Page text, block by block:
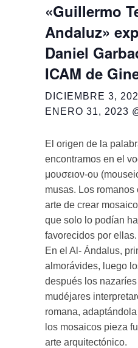
«Guillermo
Andaluz»
Daniel
ICAM de
DICIEMBRE 3,
ENERO 31, 2023
El origen de la
encontramos en el
μoυσειoν-oυ
musas. Los romanos
arte de crear
que solo lo podían
favorecidos por ellas.
En el Al- Ándalus,
almorávides, luego
después los
mudéjares
romana,
los mosaicos pieza
arte arquitectónico.